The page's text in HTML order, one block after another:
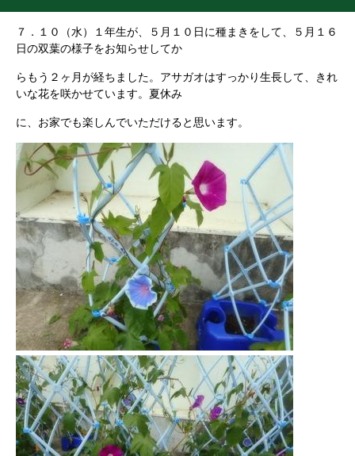
７．１０（水）１年生が、５月１０日に種まきをして、５月１６
日の双葉の様子をお知らせしてか
らもう２ヶ月が経ちました。アサガオはすっかり生長して、きれ
いな花を咲かせています。夏休み
に、お家でも楽しんでいただけると思います。